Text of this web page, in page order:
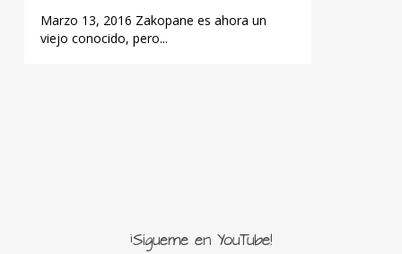
Marzo 13, 2016 Zakopane es ahora un
viejo conocido, pero...
¡Sígueme en YouTube!